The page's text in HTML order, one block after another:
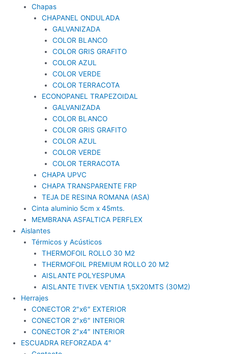
Chapas
CHAPANEL ONDULADA
GALVANIZADA
COLOR BLANCO
COLOR GRIS GRAFITO
COLOR AZUL
COLOR VERDE
COLOR TERRACOTA
ECONOPANEL TRAPEZOIDAL
GALVANIZADA
COLOR BLANCO
COLOR GRIS GRAFITO
COLOR AZUL
COLOR VERDE
COLOR TERRACOTA
CHAPA UPVC
CHAPA TRANSPARENTE FRP
TEJA DE RESINA ROMANA (ASA)
Cinta aluminio 5cm x 45mts.
MEMBRANA ASFALTICA PERFLEX
Aislantes
Térmicos y Acústicos
THERMOFOIL ROLLO 30 M2
THERMOFOIL PREMIUM ROLLO 20 M2
AISLANTE POLYESPUMA
AISLANTE TIVEK VENTIA 1,5X20MTS (30M2)
Herrajes
CONECTOR 2″x6″ EXTERIOR
CONECTOR 2″x6″ INTERIOR
CONECTOR 2″x4″ INTERIOR
ESCUADRA REFORZADA 4″